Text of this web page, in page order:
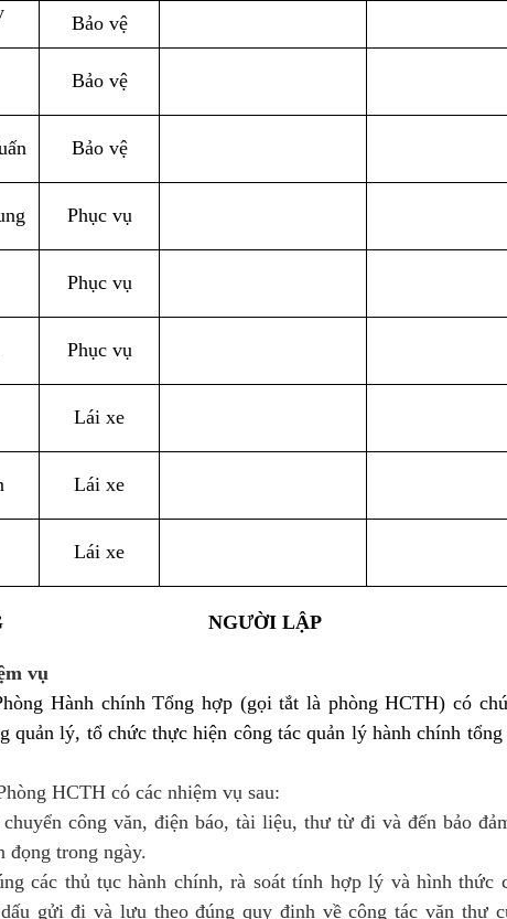
Bảo vệ
Bảo vệ
Bảo vệ
Phục vụ
Phục vụ
Phục vụ
Lái xe
Lái xe
Lái xe
NGƯỜI LẬP
vụ
Hành chính Tổng hợp (gọi tắt là phòng HCTH) có
quản lý, tổ chức thực hiện công tác quản lý hành chính
HCTH có các nhiệm vụ sau:
công văn, điện báo, tài liệu, thư từ đi và đến bảo
đọng trong ngày.
các thủ tục hành chính, rà soát tính hợp lý và hình thức
gửi đi và lưu theo đúng quy định về công tác văn thư